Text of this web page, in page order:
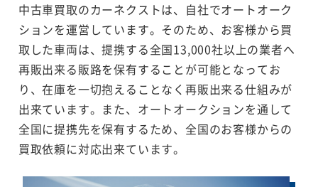
中古車買取のカーネクストは、自社でオートオーク
ションを運営しています。そのため、お客様から買
取した車両は、提携する全国13,000社以上の業者へ
再販出来る販路を保有することが可能となってお
り、在庫を一切抱えることなく再販出来る仕組みが
出来ています。また、オートオークションを通して
全国に提携先を保有するため、全国のお客様からの
買取依頼に対応出来ています。